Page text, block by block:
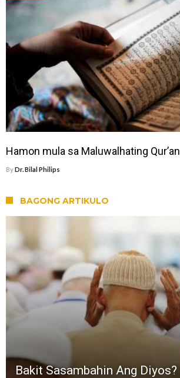
Hamon mula sa Maluwalhating Qur’an
ByDr. Bilal Philips
BAGONG ARTIKULO
Bakit Sasambahin Ang Diyos?